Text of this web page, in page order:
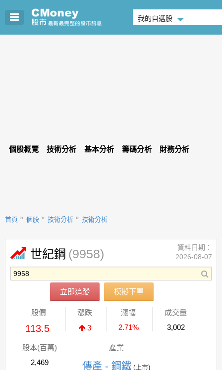
我的自選股
個股概覽 技術分析 基本分析 籌碼分析 財務分析
首頁 個股 技術分析 技術分析
世紀鋼 (9958)
立即追蹤 模擬下單
資料日期：
2026-08-07
股價
113.5
漲跌
3
漲幅
2.71%
成交量
3,002
股本(百萬)
2,469
產業
傳產 - 鋼鐵 (上市)